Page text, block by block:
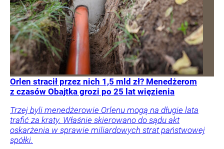
Orlen stracił przez nich 1,5 mld zł? Menedżerom
z czasów Obajtka grozi po 25 lat więzienia
Trzej byli menedżerowie Orlenu mogą na długie lata
trafić za kraty. Właśnie skierowano do sądu akt
oskarżenia w sprawie miliardowych strat państwowej
spółki.